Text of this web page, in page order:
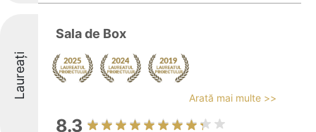
Laureați
Sala de Box
Arată mai multe >>
8.3